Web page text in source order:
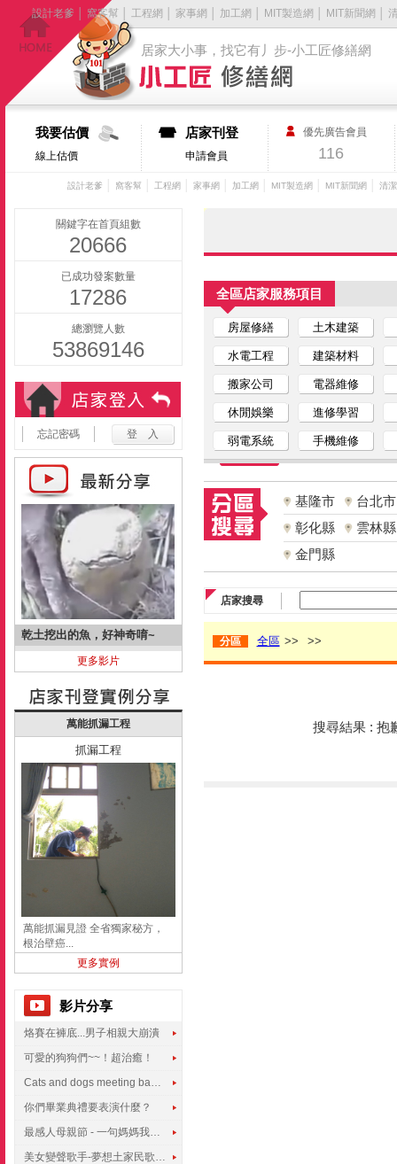
居家大小事，找它有丿步-小工匠修繕網
設計老爹 窩客幫 工程網 家事網 加工網 MIT製造網 MIT新聞網
我要估價
線上估價
店家刊登
申請會員
優先廣告會員
116
設計老爹 窩客幫 工程網 家事網 加工網 MIT製造網 MIT新聞網 清
關鍵字在首頁組數
20666
已成功發案數量
17286
總瀏覽人數
53869146
忘記密碼
乾土挖出的魚，好神奇唷~
更多影片
萬能抓漏工程
抓漏工程
萬能抓漏見證 全省獨家秘方，
根治壁癌...
更多實例
影片分享
烙賽在褲底...男子相親大崩潰
可愛的狗狗們~~！超治癒！
Cats and dogs meeting babies for the first time
你們畢業典禮要表演什麼？
最感人母親節 - 一句媽媽我愛你
美女變聲歌手-夢想土家民歌傳遍世界
全區店家服務項目
房屋修繕 土木建築
水電工程 建築材料
搬家公司 電器維修
休閒娛樂 進修學習
弱電系統 手機維修
基隆市
台北市
彰化縣
雲林縣
金門縣
店家搜尋
分區 全區 >> >>
搜尋結果 : 抱